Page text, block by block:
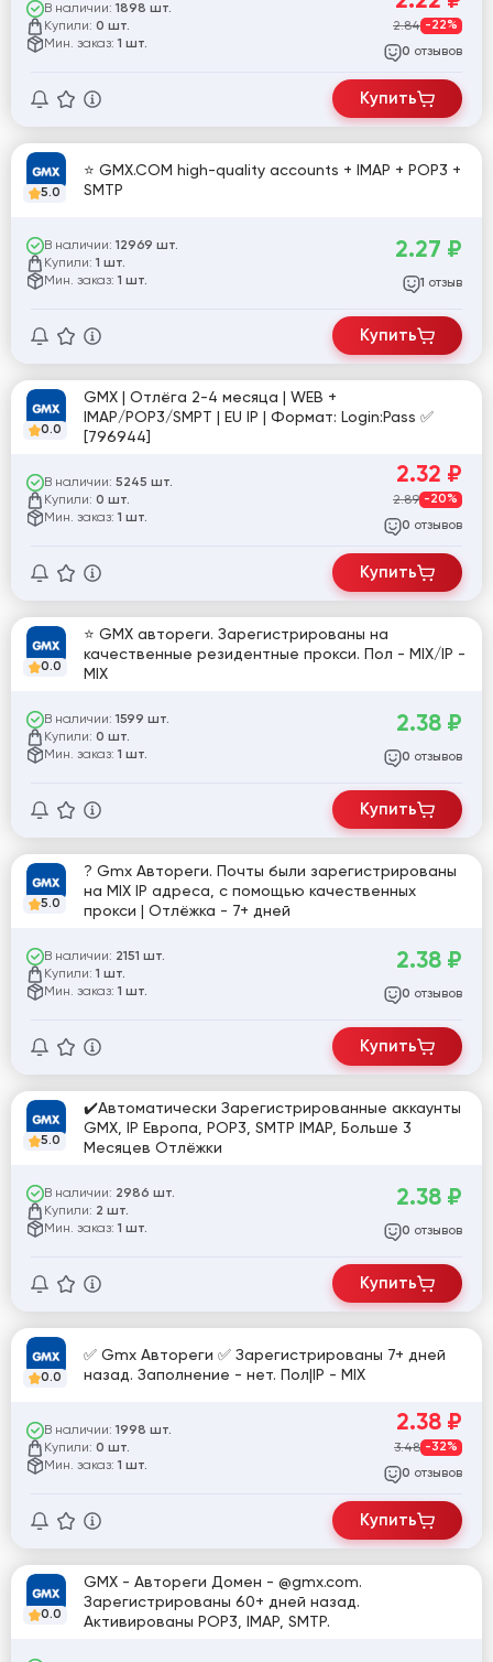
В наличии: 1898 шт.
Купили: 0 шт.
Мин. заказ: 1 шт.
2.84 -22%
0 отзывов
Купить
5.0
⭐ GMX.COM high-quality accounts + IMAP + POP3 +
SMTP
В наличии: 12969 шт.
Купили: 1 шт.
Мин. заказ: 1 шт.
2.27 ₽
1 отзыв
Купить
0.0
GMX | Отлёга 2-4 месяца | WEB +
IMAP/POP3/SMPT | EU IP | Формат: Login:Pass ✅
[796944]
В наличии: 5245 шт.
Купили: 0 шт.
Мин. заказ: 1 шт.
2.32 ₽
2.89 -20%
0 отзывов
Купить
0.0
⭐ GMX автореги. Зарегистрированы на
качественные резидентные прокси. Пол - MIX/IP -
MIX
В наличии: 1599 шт.
Купили: 0 шт.
Мин. заказ: 1 шт.
2.38 ₽
0 отзывов
Купить
5.0
? Gmx Автореги. Почты были зарегистрированы
на MIX IP адреса, с помощью качественных
прокси | Отлёжка - 7+ дней
В наличии: 2151 шт.
Купили: 1 шт.
Мин. заказ: 1 шт.
2.38 ₽
0 отзывов
Купить
5.0
✔️Автоматически Зарегистрированные аккаунты
GMX, IP Европа, POP3, SMTP IMAP, Больше 3
Месяцев Отлёжки
В наличии: 2986 шт.
Купили: 2 шт.
Мин. заказ: 1 шт.
2.38 ₽
0 отзывов
Купить
0.0
✅ Gmx Автореги ✅ Зарегистрированы 7+ дней
назад. Заполнение - нет. Пол|IP - MIX
В наличии: 1998 шт.
Купили: 0 шт.
Мин. заказ: 1 шт.
2.38 ₽
3.48 -32%
0 отзывов
Купить
0.0
GMX - Автореги Домен - @gmx.com.
Зарегистрированы 60+ дней назад.
Активированы POP3, IMAP, SMTP.